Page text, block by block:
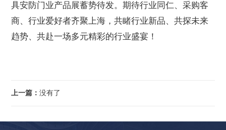
具安防门业产品展蓄势待发。期待行业同仁、采购客
商、行业爱好者齐聚上海，共睹行业新品、共探未来
趋势、共赴一场多元精彩的行业盛宴！
上一篇：没有了